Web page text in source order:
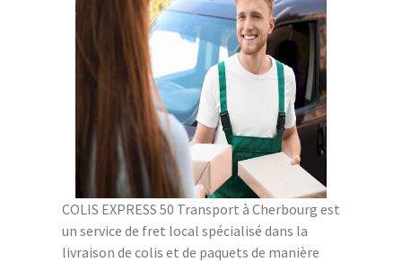
COLIS EXPRESS 50 Transport à Cherbourg est
un service de fret local spécialisé dans la
livraison de colis et de paquets de manière